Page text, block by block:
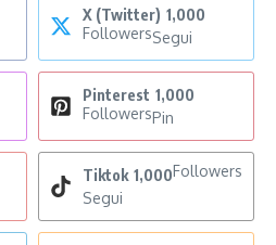
X (Twitter) 1,000
FollowersSegui
Pinterest 1,000
FollowersPin
Tiktok 1,000Followers
Segui